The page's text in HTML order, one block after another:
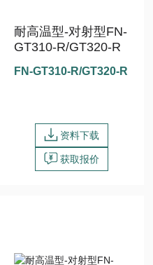
耐高温型-对射型FN-
GT310-R/GT320-R
FN-GT310-R/GT320-R
资料下载
获取报价